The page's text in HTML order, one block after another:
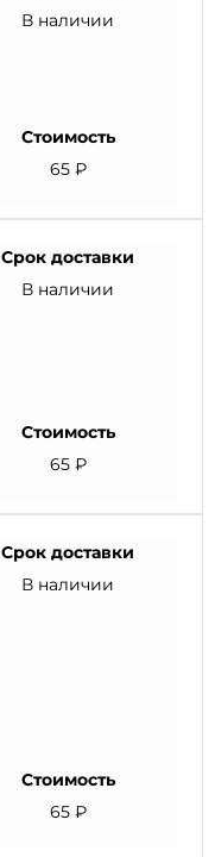
В наличии
Стоимость
65 ₽
Срок доставки
В наличии
Стоимость
65 ₽
Срок доставки
В наличии
Стоимость
65 ₽